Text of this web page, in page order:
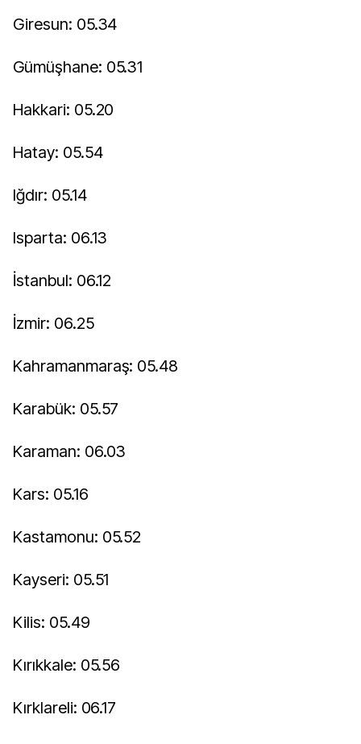
Giresun: 05.34
Gümüşhane: 05.31
Hakkari: 05.20
Hatay: 05.54
Iğdır: 05.14
Isparta: 06.13
İstanbul: 06.12
İzmir: 06.25
Kahramanmaraş: 05.48
Karabük: 05.57
Karaman: 06.03
Kars: 05.16
Kastamonu: 05.52
Kayseri: 05.51
Kilis: 05.49
Kırıkkale: 05.56
Kırklareli: 06.17